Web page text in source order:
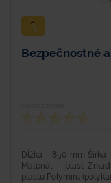
Bezpečnostné
Dĺžka - 850 mm
Materiál - plast
plastu Polymiru